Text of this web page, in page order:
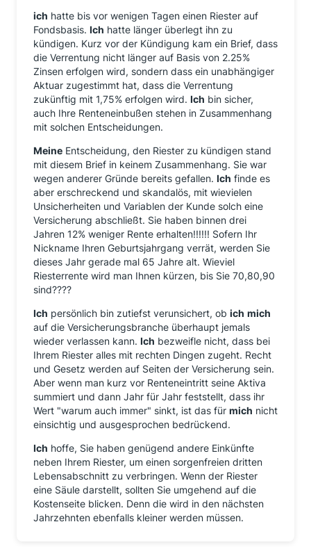
ich hatte bis vor wenigen Tagen einen Riester auf
Fondsbasis. Ich hatte länger überlegt ihn zu
kündigen. Kurz vor der Kündigung kam ein Brief, dass
die Verrentung nicht länger auf Basis von 2.25%
Zinsen erfolgen wird, sondern dass ein unabhängiger
Aktuar zugestimmt hat, dass die Verrentung
zukünftig mit 1,75% erfolgen wird. Ich bin sicher,
auch Ihre Renteneinbußen stehen in Zusammenhang
mit solchen Entscheidungen.
Meine Entscheidung, den Riester zu kündigen stand
mit diesem Brief in keinem Zusammenhang. Sie war
wegen anderer Gründe bereits gefallen. Ich finde es
aber erschreckend und skandalös, mit wievielen
Unsicherheiten und Variablen der Kunde solch eine
Versicherung abschließt. Sie haben binnen drei
Jahren 12% weniger Rente erhalten!!!!!! Sofern Ihr
Nickname Ihren Geburtsjahrgang verrät, werden Sie
dieses Jahr gerade mal 65 Jahre alt. Wieviel
Riesterrente wird man Ihnen kürzen, bis Sie 70,80,90
sind????
Ich persönlich bin zutiefst verunsichert, ob ich mich
auf die Versicherungsbranche überhaupt jemals
wieder verlassen kann. Ich bezweifle nicht, dass bei
Ihrem Riester alles mit rechten Dingen zugeht. Recht
und Gesetz werden auf Seiten der Versicherung sein.
Aber wenn man kurz vor Renteneintritt seine Aktiva
summiert und dann Jahr für Jahr feststellt, dass ihr
Wert "warum auch immer" sinkt, ist das für mich nicht
einsichtig und ausgesprochen bedrückend.
Ich hoffe, Sie haben genügend andere Einkünfte
neben Ihrem Riester, um einen sorgenfreien dritten
Lebensabschnitt zu verbringen. Wenn der Riester
eine Säule darstellt, sollten Sie umgehend auf die
Kostenseite blicken. Denn die wird in den nächsten
Jahrzehnten ebenfalls kleiner werden müssen.